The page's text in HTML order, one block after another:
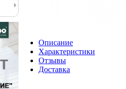
Описание
Характеристики
Отзывы
Доставка